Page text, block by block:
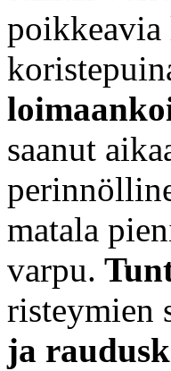
poikkeavia
saanut
matala
varpu.
risteymien
ja